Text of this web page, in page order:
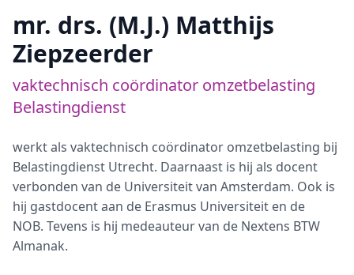
mr. drs. (M.J.) Matthijs
Ziepzeerder
vaktechnisch coördinator omzetbelasting
Belastingdienst
werkt als vaktechnisch coördinator omzetbelasting bij
Belastingdienst Utrecht. Daarnaast is hij als docent
verbonden van de Universiteit van Amsterdam. Ook is
hij gastdocent aan de Erasmus Universiteit en de
NOB. Tevens is hij medeauteur van de Nextens BTW
Almanak.